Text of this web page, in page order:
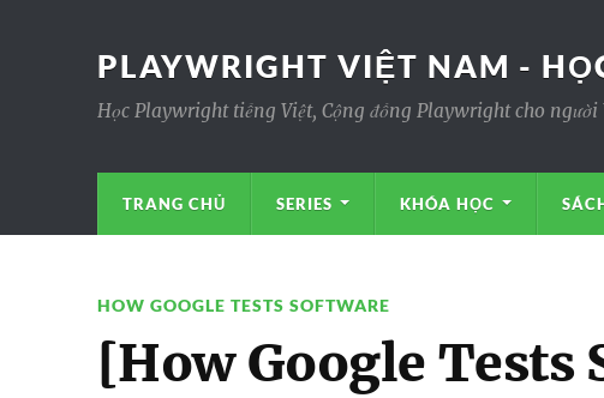
PLAYWRIGHT VIỆT NAM -
Học Playwright tiếng Việt, Cộng đồng Playwright cho người
TRANG CHỦ SERIES KHÓA HỌC
HOW GOOGLE TESTS SOFTWARE
[How Google Tests